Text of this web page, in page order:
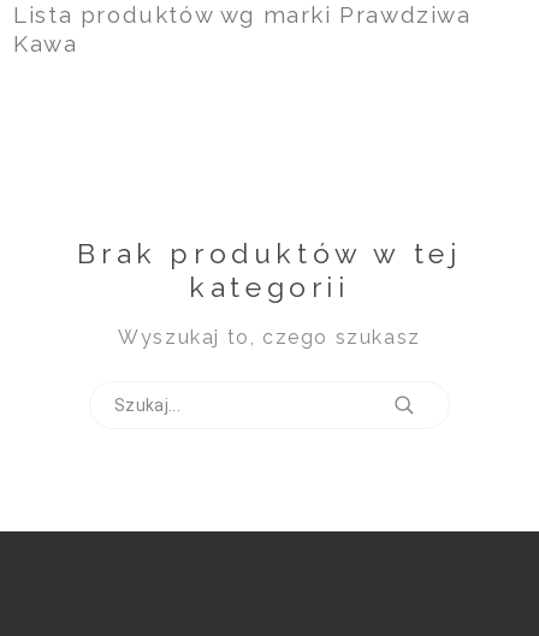
Lista produktów wg marki Prawdziwa
Kawa
Brak produktów w tej
kategorii
Wyszukaj to, czego szukasz